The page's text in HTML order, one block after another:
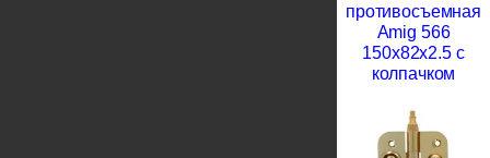
противосъемная
Amig 566
150x82x2.5 с
колпачком